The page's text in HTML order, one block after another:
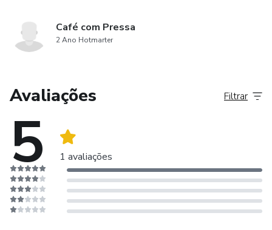
Café com Pressa
2 Ano Hotmarter
Avaliações
5 1 avaliações
Filtrar